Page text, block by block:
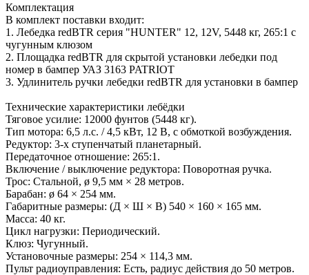
Комплектация
В комплект поставки входит:
1. Лебедка redBTR серия "HUNTER" 12, 12V, 5448 кг, 265:1 с
чугунным клюзом
2. Площадка redBTR для скрытой установки лебедки под
номер в бампер УАЗ 3163 PATRIOT
3. Удлинитель ручки лебедки redBTR для установки в бампер
Технические характеристики лебёдки
Тяговое усилие: 12000 фунтов (5448 кг).
Тип мотора: 6,5 л.с. / 4,5 кВт, 12 В, с обмоткой возбуждения.
Редуктор: 3-х ступенчатый планетарный.
Передаточное отношение: 265:1.
Включение / выключение редуктора: Поворотная ручка.
Трос: Стальной, ø 9,5 мм × 28 метров.
Барабан: ø 64 × 254 мм.
Габаритные размеры: (Д × Ш × В) 540 × 160 × 165 мм.
Масса: 40 кг.
Цикл нагрузки: Периодический.
Клюз: Чугунный.
Установочные размеры: 254 × 114,3 мм.
Пульт радиоуправления: Есть, радиус действия до 50 метров.